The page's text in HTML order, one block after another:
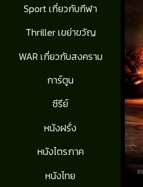
Sport เกี่ยวกับกีฬา
Thriller เขย่าขวัญ
WAR เกี่ยวกับสงคราม
การ์ตูน
ซีรีย์
หนังฝรั่ง
หนังไตรภาค
หนังไทย